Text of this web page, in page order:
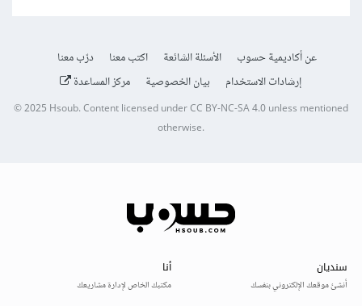
عن أكاديمية حسوب الأسئلة الشائعة اكتب معنا
درّب معنا
إرشادات الاستخدام
بيان الخصوصية مركز المساعدة
© 2025Hsoub.Content licensed underCC BY-NC-SA 4.0unless mentioned
otherwise.